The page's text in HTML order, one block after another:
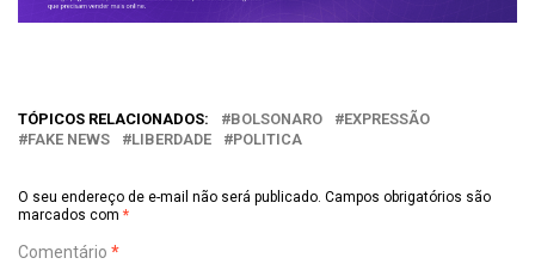
TÓPICOS RELACIONADOS: BOLSONARO
EXPRESSÃO
FAKE NEWS
LIBERDADE POLITICA
O seu endereço de e-mail não será publicado. Campos obrigatórios são
marcados com *
Comentário *